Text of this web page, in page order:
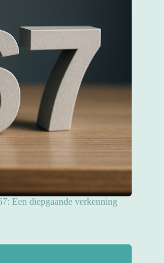
Een diepgaande verkenning